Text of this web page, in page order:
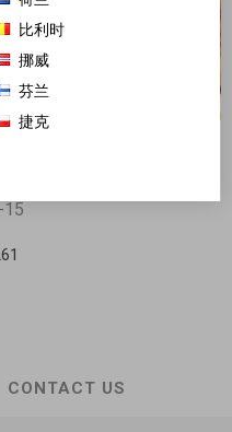
CONTACT US
比利时
挪威
芬兰
捷克